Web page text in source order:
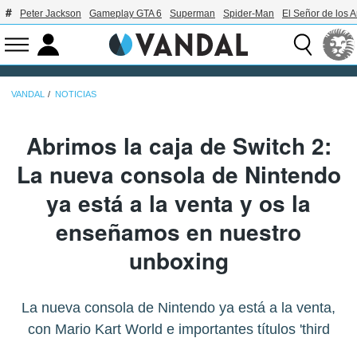
Peter Jackson Gameplay GTA 6 Superman Spider-Man El Señor de los
VANDAL NOTICIAS
Abrimos la caja de Switch 2:
La nueva consola de Nintendo
ya está a la venta y os la
enseñamos en nuestro
unboxing
La nueva consola de Nintendo ya está a la venta,
con Mario Kart World e importantes títulos 'third